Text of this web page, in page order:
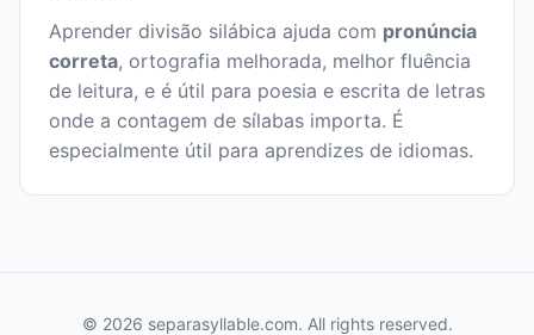
Aprender divisão silábica ajuda com pronúncia
correta, ortografia melhorada, melhor fluência
de leitura, e é útil para poesia e escrita de letras
onde a contagem de sílabas importa. É
especialmente útil para aprendizes de idiomas.
© 2026 separasyllable.com. All rights reserved.